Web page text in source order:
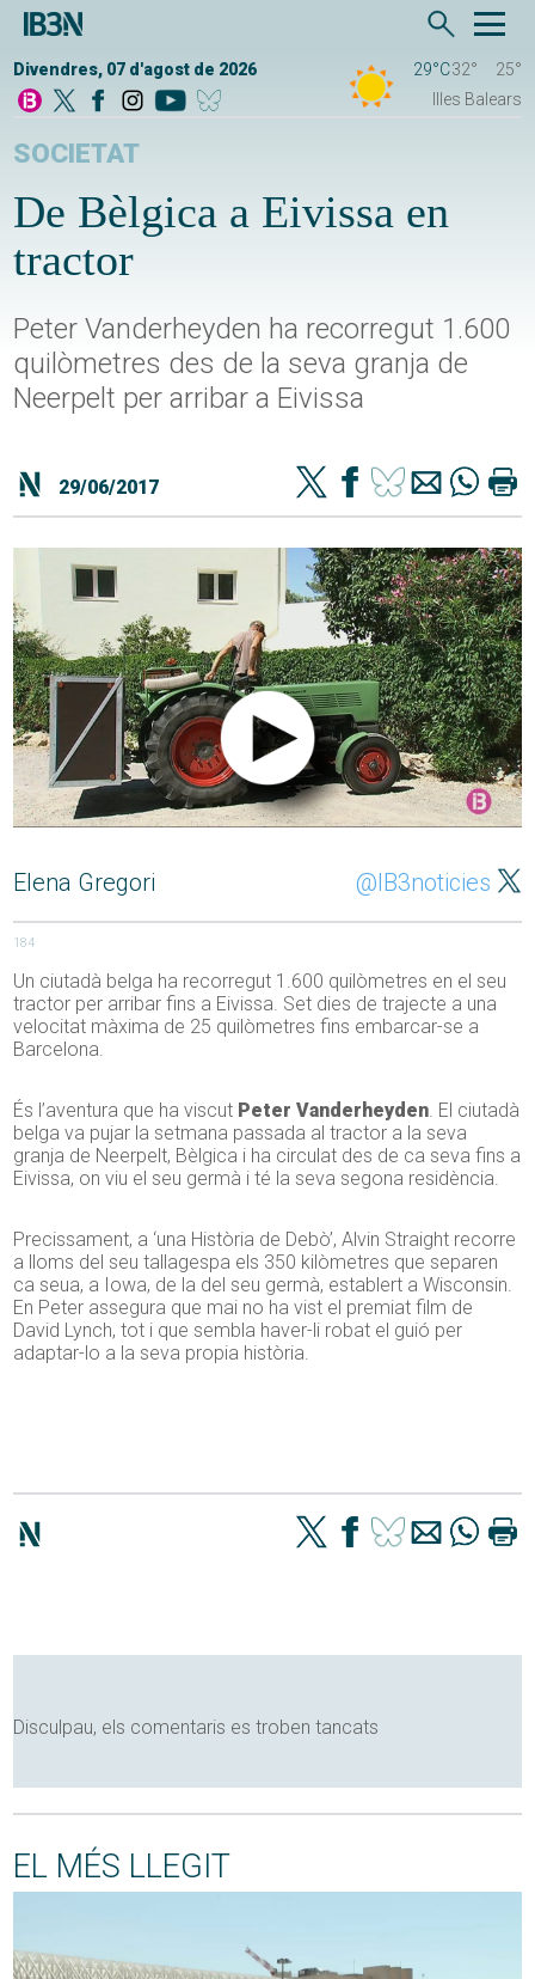
Divendres, 07 d'agost de 2026 29°C32°
25°
Illes Balears
SOCIETAT
De Bèlgica a Eivissa en
tractor
Peter Vanderheyden ha recorregut 1.600
quilòmetres des de la seva granja de
Neerpelt per arribar a Eivissa
29/06/2017
Elena Gregori @IB3noticies
184
Un ciutadà belga ha recorregut 1.600 quilòmetres en el seu
tractor per arribar fins a Eivissa. Set dies de trajecte a una
velocitat màxima de 25 quilòmetres fins embarcar-se a
Barcelona.
És l’aventura que ha viscut Peter Vanderheyden. El ciutadà
belga va pujar la setmana passada al tractor a la seva
granja de Neerpelt, Bèlgica i ha circulat des de ca seva fins a
Eivissa, on viu el seu germà i té la seva segona residència.
Precissament, a ‘una Història de Debò’, Alvin Straight recorre
a lloms del seu tallagespa els 350 kilòmetres que separen
ca seua, a Iowa, de la del seu germà, establert a Wisconsin.
En Peter assegura que mai no ha vist el premiat film de
David Lynch, tot i que sembla haver-li robat el guió per
adaptar-lo a la seva propia història.
Disculpau, els comentaris es troben tancats
EL MÉS LLEGIT